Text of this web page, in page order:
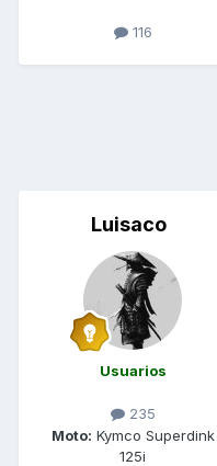
116
Luisaco
Usuarios
235
Moto: Kymco Superdink
125i